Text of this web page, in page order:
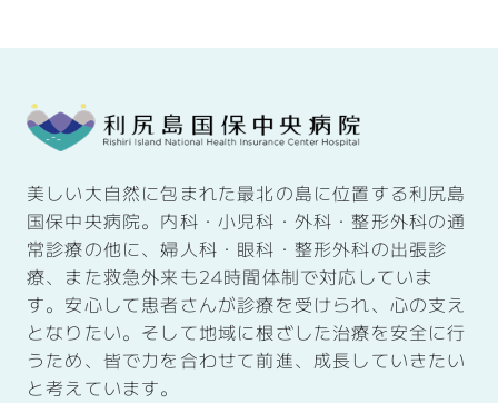
美しい大自然に包まれた最北の島に位置する利尻島
国保中央病院。内科・小児科・外科・整形外科の通
常診療の他に、婦人科・眼科・整形外科の出張診
療、また救急外来も24時間体制で対応していま
す。安心して患者さんが診療を受けられ、心の支え
となりたい。そして地域に根ざした治療を安全に行
うため、皆で力を合わせて前進、成長していきたい
と考えています。